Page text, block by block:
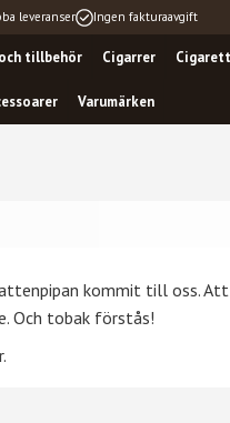
leveranser Ingen fakturaavgift
tillbehör Cigarrer
Varumärken
kommit till oss.
Och tobak förstås!